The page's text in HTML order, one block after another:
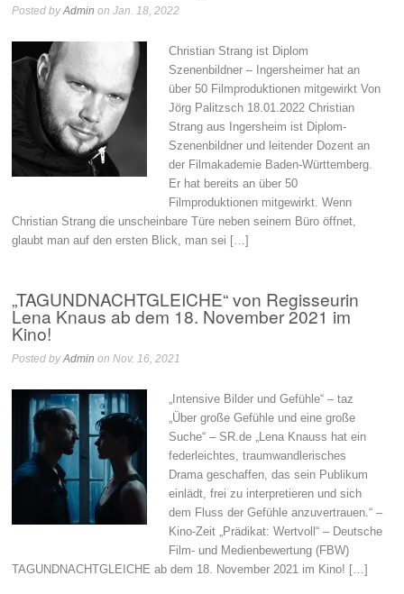
Posted byAdmin on Jan. 18, 2022
Christian Strang ist Diplom
Szenenbildner – Ingersheimer hat an
über 50 Filmproduktionen mitgewirkt Von
Jörg Palitzsch 18.01.2022 Christian
Strang aus Ingersheim ist Diplom-
Szenenbildner und leitender Dozent an
der Filmakademie Baden-Württemberg.
Er hat bereits an über 50
Filmproduktionen mitgewirkt. Wenn
Christian Strang die unscheinbare Türe neben seinem Büro öffnet,
glaubt man auf den ersten Blick, man sei […]
„TAGUNDNACHTGLEICHE“ von Regisseurin
Lena Knaus ab dem 18. November 2021 im
Kino!
Posted byAdmin on Nov. 16, 2021
„Intensive Bilder und Gefühle“ – taz
„Über große Gefühle und eine große
Suche“ – SR.de „Lena Knauss hat ein
federleichtes, traumwandlerisches
Drama geschaffen, das sein Publikum
einlädt, frei zu interpretieren und sich
dem Fluss der Gefühle anzuvertrauen.“ –
Kino-Zeit „Prädikat: Wertvoll“ – Deutsche
Film- und Medienbewertung (FBW)
TAGUNDNACHTGLEICHE ab dem 18. November 2021 im Kino! […]